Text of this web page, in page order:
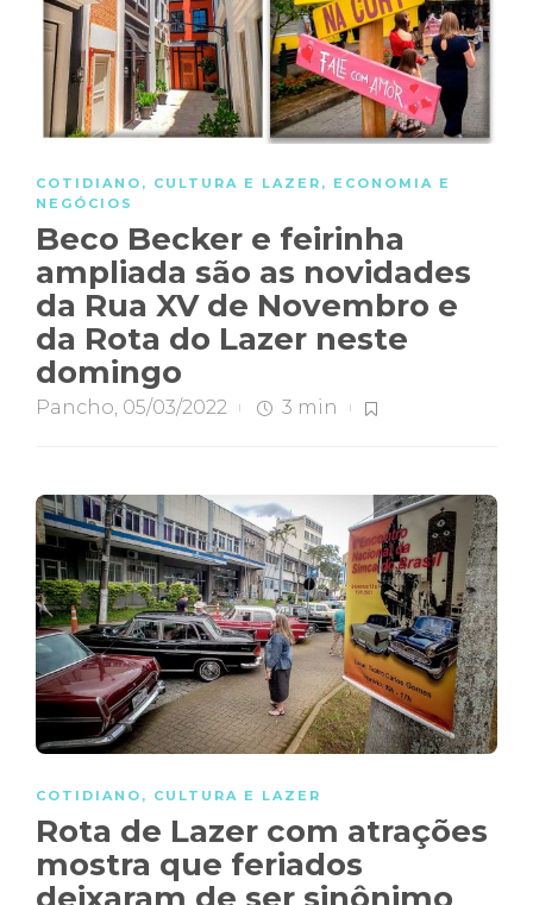
COTIDIANO , CULTURA E LAZER , ECONOMIA E
NEGÓCIOS
Beco Becker e feirinha
ampliada são as novidades
da Rua XV de Novembro e
da Rota do Lazer neste
domingo
Pancho, 05/03/2022 3 min
COTIDIANO , CULTURA E LAZER
Rota de Lazer com atrações
mostra que feriados